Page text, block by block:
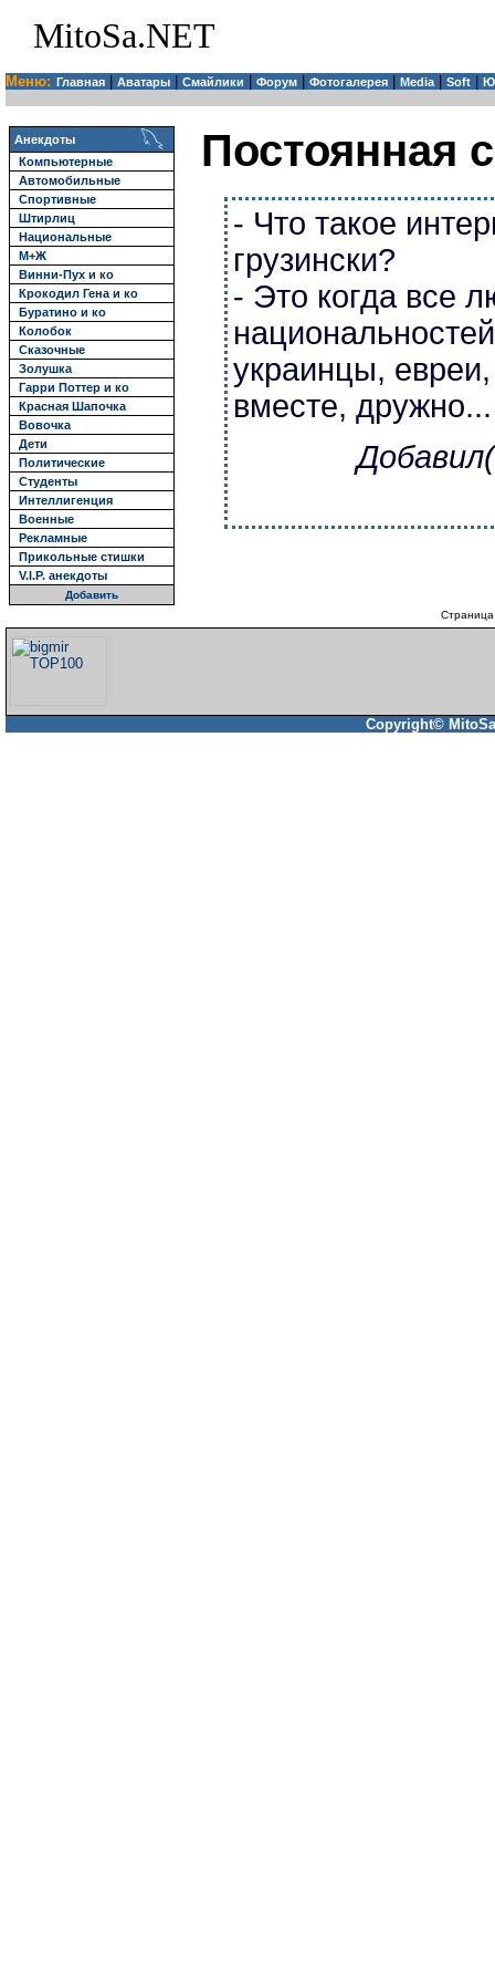
MitoSa.NET
Меню: Главная Аватары Смайлики Форум Фотогалерея Media| Soft
Анекдоты
Компьютерные
Автомобильные
Спортивные
Штирлиц
Национальные
М+Ж
Винни-Пух и ко
Крокодил Гена и ко
Буратино и ко
Колобок
Сказочные
Золушка
Гарри Поттер и ко
Красная Шапочка
Вовочка
Дети
Политические
Студенты
Интеллигенция
Военные
Рекламные
Прикольные стишки
V.I.P. анекдоты
Добавить
Постоянная
- Что такое
грузински?
- Это когда все
украинцы,
вместе,
Copyright©